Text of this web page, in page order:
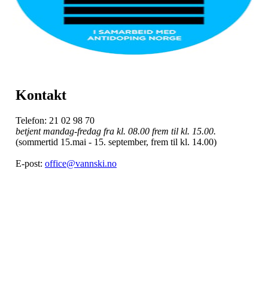
Kontakt
Telefon: 21 02 98 70
betjent mandag-fredag fra kl. 08.00 frem til kl. 15.00.
(sommertid 15.mai - 15. september, frem til kl. 14.00)
E-post: office@vannski.no